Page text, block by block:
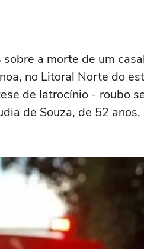
a morte de um
no Litoral Norte do
de latrocínio - roubo
de Souza, de 52 anos,